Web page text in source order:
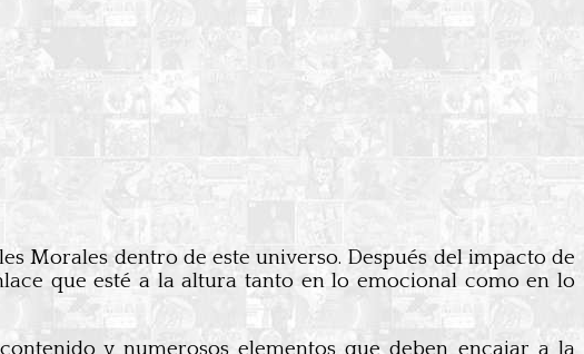
Morales dentro de este universo. Después del impacto de
que esté a la altura tanto en lo emocional como en lo
y numerosos elementos que deben encajar a la